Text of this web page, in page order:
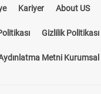
Kariyer About US
Gizlilik Politikası
Metni Kurumsal